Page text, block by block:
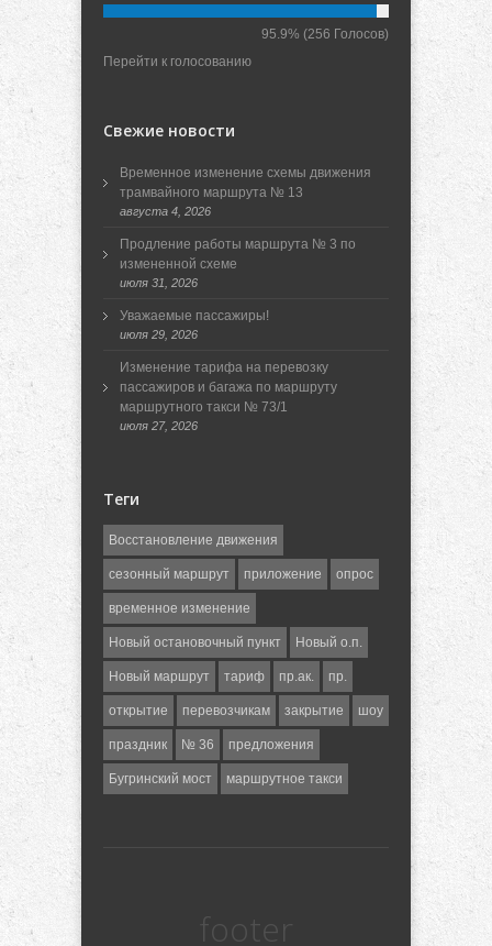
95.9% (256 Голосов)
Перейти к голосованию
Свежие новости
Временное изменение схемы движения
трамвайного маршрута № 13
августа 4, 2026
Продление работы маршрута № 3 по
измененной схеме
июля 31, 2026
Уважаемые пассажиры!
июля 29, 2026
Изменение тарифа на перевозку
пассажиров и багажа по маршруту
маршрутного такси № 73/1
июля 27, 2026
Теги
Восстановление движения
сезонный маршрут приложение опрос
временное изменение
Новый остановочный пункт Новый о.п.
Новый маршрут тариф пр.ак. пр.
открытие перевозчикам закрытие шоу
праздник № 36 предложения
Бугринский мост маршрутное такси
footer